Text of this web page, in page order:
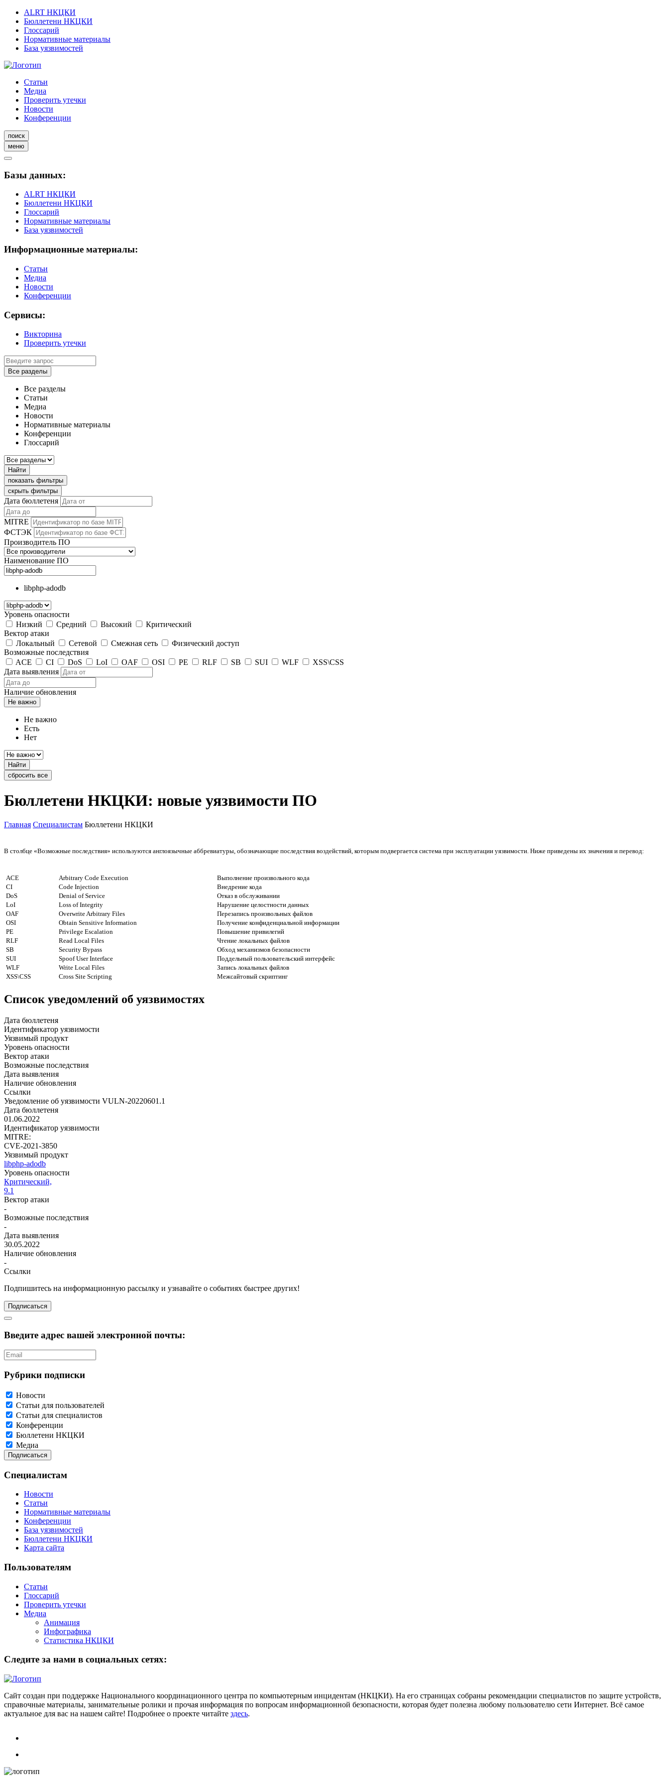
ALRT НКЦКИ
Бюллетени НКЦКИ
Глоссарий
Нормативные материалы
База уязвимостей
Статьи
Медиа
Проверить утечки
Новости
Конференции
поиск
меню
Базы данных:
ALRT НКЦКИ
Бюллетени НКЦКИ
Глоссарий
Нормативные материалы
База уязвимостей
Информационные материалы:
Статьи
Медиа
Новости
Конференции
Сервисы:
Викторина
Проверить утечки
Все разделы
Все разделы
Статьи
Медиа
Новости
Нормативные материалы
Конференции
Глоссарий
Найти
показать фильтры
скрыть фильтры
Дата бюллетеня
MITRE
ФСТЭК
Производитель ПО
Наименование ПО
libphp-adodb
Уровень опасности
Низкий
Средний Высокий
Критический
Вектор атаки
Локальный
Сетевой Смежная сеть
Физический доступ
Возможные последствия
ACE
CI DoS LoI OAF OSI PE RLF SB SUI WLF
XSS\CSS
Дата выявления
Наличие обновления
Не важно
Не важно
Есть
Нет
Найти
сбросить все
Бюллетени НКЦКИ: новые уязвимости ПО
Главная Специалистам Бюллетени НКЦКИ
В столбце «Возможные последствия» используются англоязычные аббревиатуры, обозначающие последствия воздействий, которым подвергается система при эксплуатации уязвимости. Ниже приведены их значения и перевод:
ACE Arbitrary Code Execution
Выполнение произвольного кода
CI
Code Injection
Внедрение кода
DoS
Denial of Service
Отказ в обслуживании
LoI
Loss of Integrity
Нарушение целостности данных
OAF
Overwrite Arbitrary Files
Перезапись произвольных файлов
OSI
Obtain Sensitive Information
Получение конфиденциальной информации
PE
Privilege Escalation
Повышение привилегий
RLF
Read Local Files
Чтение локальных файлов
SB
Security Bypass
Обход механизмов безопасности
SUI
Spoof User Interface
Поддельный пользовательский интерфейс
WLF
Write Local Files
Запись локальных файлов
XSS\CSS
Cross Site Scripting Межсайтовый скриптинг
Список уведомлений об уязвимостях
Дата бюллетеня
Идентификатор уязвимости
Уязвимый продукт
Уровень опасности
Вектор атаки
Возможные последствия
Дата выявления
Наличие обновления
Ссылки
Уведомление об уязвимости VULN-20220601.1
Дата бюллетеня
01.06.2022
Идентификатор уязвимости
MITRE:
CVE-2021-3850
Уязвимый продукт
libphp-adodb
Уровень опасности
Критический,
9.1
Вектор атаки
-
Возможные последствия
-
Дата выявления
30.05.2022
Наличие обновления
-
Ссылки
Подпишитесь на информационную рассылку и узнавайте о событиях быстрее других!
Подписаться
Введите адрес вашей электронной почты:
Рубрики подписки
Новости
Статьи для пользователей
Статьи для специалистов
Конференции
Бюллетени НКЦКИ
Медиа
Специалистам
Новости
Статьи
Нормативные материалы
Конференции
База уязвимостей
Бюллетени НКЦКИ
Карта сайта
Пользователям
Статьи
Глоссарий
Проверить утечки
Медиа
Анимация
Инфографика
Статистика НКЦКИ
Следите за нами в социальных сетях:
Сайт создан при поддержке Национального координационного центра по компьютерным инцидентам (НКЦКИ). На его страницах собраны рекомендации специалистов по защите устройств,
справочные материалы, занимательные ролики и прочая информация по вопросам информационной безопасности, которая будет полезна любому пользователю сети Интернет. Всё самое
актуальное для вас на нашем сайте! Подробнее о проекте читайте здесь.